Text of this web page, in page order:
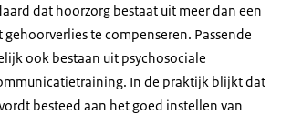
dat hoorzorg bestaat uit meer dan een
te compenseren. Passende
ook bestaan uit psychosociale
In de praktijk blijkt dat
besteed aan het goed instellen van